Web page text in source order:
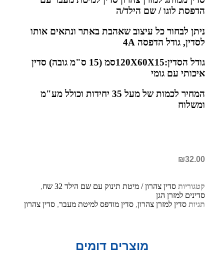
הדפסת לוגו / שם הילד/ה
ניתן לבחור כל עיצוב שאהבת באתר ונתאים אותו
לסדין, גודל הדפסה 4A
גודל הסדין:120X60X15סמ (15 ס"מ גובה) סדין
איכותי עם גומי
המחיר לכמות של מעל 35 יחידות וכולל מע"מ
ומשלוח
₪32.00
קטגוריות סדין צהרון / מיטת תינוק עם שם הילד 32 שח
,
סדינים למזרן הגן
תגיות סדין למזרן צהרון, סדין מודפס למיטת מעבר, סדין צהרון
מוצרים דומים